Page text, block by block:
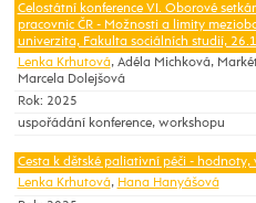
Celostátní konference VI. Oborové
pracovnic ČR - Možnosti a limity
univerzita, Fakulta sociálních studií,
Lenka Krhutová, Adéla Michková,
Marcela Dolejšová
Rok: 2025
uspořádání konference, workshopu
Cesta k dětské paliativní péči -
Lenka Krhutová, Hana Hanyášová